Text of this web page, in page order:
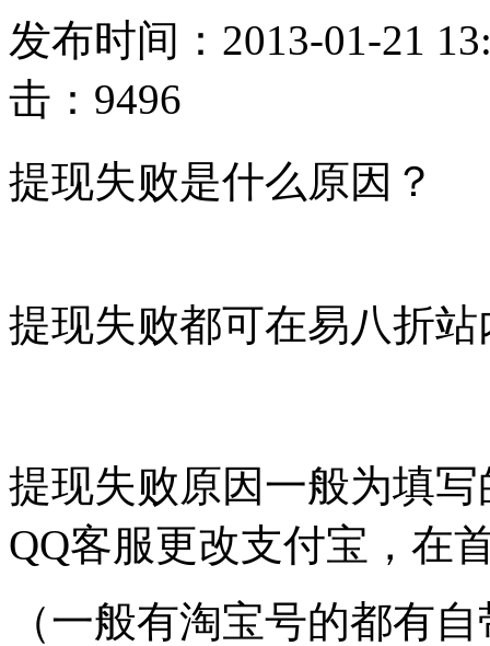
发布时间：2013-01-21
击：9496
提现失败是什么原因？
提现失败都可在易八折
提现失败原因一般为填
QQ客服更改支付宝， 在
（一般有淘宝号的都有